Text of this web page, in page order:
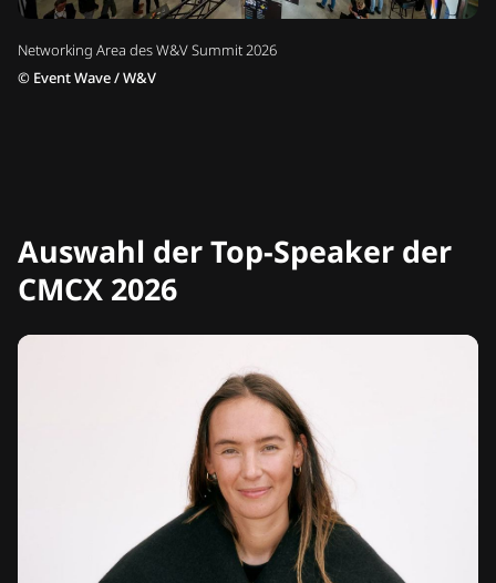
Networking Area des W&V Summit 2026
© Event Wave / W&V
Auswahl der Top-Speaker der
CMCX 2026